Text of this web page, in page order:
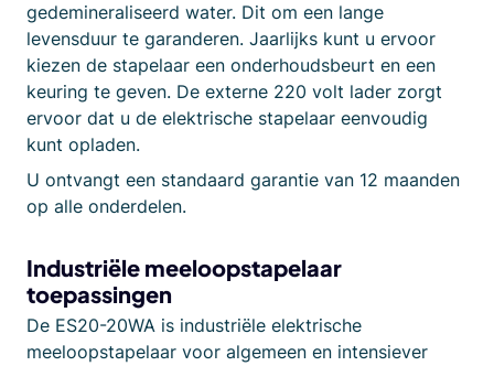
gedemineraliseerd water. Dit om een lange
levensduur te garanderen. Jaarlijks kunt u ervoor
kiezen de stapelaar een onderhoudsbeurt en een
keuring te geven. De externe 220 volt lader zorgt
ervoor dat u de elektrische stapelaar eenvoudig
kunt opladen.
U ontvangt een standaard garantie van 12 maanden
op alle onderdelen.
Industriële meeloopstapelaar
toepassingen
De ES20-20WA is industriële elektrische
meeloopstapelaar voor algemeen en intensiever